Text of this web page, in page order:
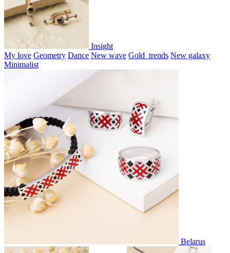
Insight
My love Geometry Dance New wave Gold_trends New galaxy
Minimalist
Belarus